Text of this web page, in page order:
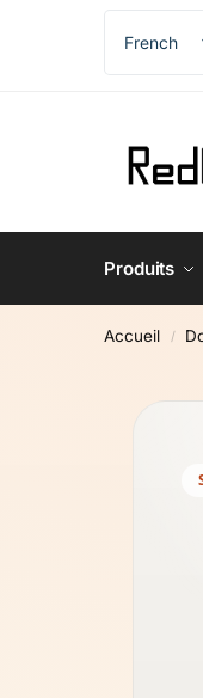
French
English
Spanish
Produits
Accueil /